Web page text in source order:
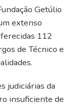
Getúlio
extenso
112
de Técnico e
judiciárias da
insuficiente de